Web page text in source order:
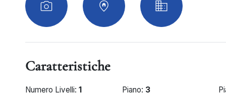
Caratteristiche
Numero Livelli: 1 Piano: 3